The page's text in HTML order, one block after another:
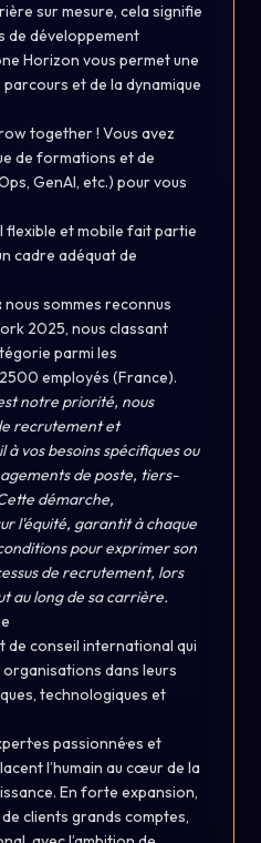
sur mesure, cela signifie
de développement
Horizon vous permet une
et de la dynamique
together ! Vous avez
de formations et de
GenAI, etc.) pour vous
flexible et mobile fait partie
cadre adéquat de
nous sommes reconnus
2025, nous classant
parmi les
employés (France).
notre priorité, nous
recrutement et
vos besoins spécifiques ou
de poste, tiers-
démarche,
l'équité, garantit à chaque
pour exprimer son
de recrutement, lors
au long de sa carrière.
de conseil international qui
dans leurs
technologiques et
passionné·es et
l’humain au cœur de la
En forte expansion,
clients grands comptes,